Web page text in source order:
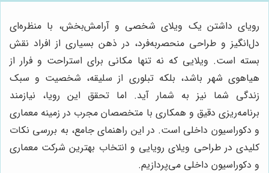
رویای داشتن یک ویلای شخصی و آرامش‌بخش، با منظره‌ای
دل‌انگیز و طراحی منحصربه‌فرد، در ذهن بسیاری از افراد نقش
بسته است. ویلایی که نه تنها مکانی برای استراحت و فرار از
هیاهوی شهر باشد، بلکه تبلوری از سلیقه، شخصیت و سبک
زندگی شما نیز به شمار آید. اما تحقق این رویا، نیازمند
برنامه‌ریزی دقیق و همکاری با متخصصان مجرب در زمینه معماری
و دکوراسیون داخلی است. در این راهنمای جامع، به بررسی نکات
کلیدی در طراحی ویلای رویایی و انتخاب بهترین شرکت معماری
و دکوراسیون داخلی می‌پردازیم.